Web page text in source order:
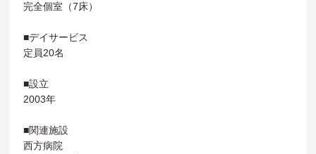
完全個室（7床）
■デイサービス
定員20名
■設立
2003年
■関連施設
西方病院